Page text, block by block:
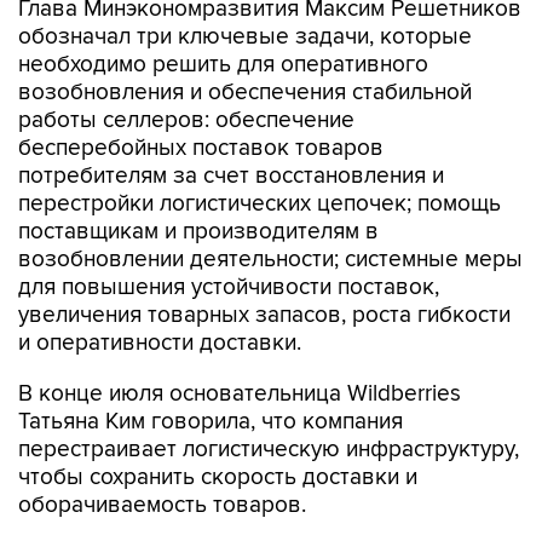
Глава Минэкономразвития Максим Решетников
обозначал три ключевые задачи, которые
необходимо решить для оперативного
возобновления и обеспечения стабильной
работы селлеров: обеспечение
бесперебойных поставок товаров
потребителям за счет восстановления и
перестройки логистических цепочек; помощь
поставщикам и производителям в
возобновлении деятельности; системные меры
для повышения устойчивости поставок,
увеличения товарных запасов, роста гибкости
и оперативности доставки.
В конце июля основательница Wildberries
Татьяна Ким говорила, что компания
перестраивает логистическую инфраструктуру,
чтобы сохранить скорость доставки и
оборачиваемость товаров.